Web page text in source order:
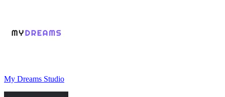
My Dreams Studio